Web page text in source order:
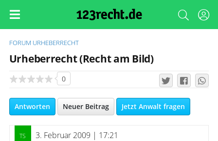
FORUM URHEBERRECHT
Urheberrecht (Recht am Bild)
0
Antworten Neuer Beitrag Jetzt Anwalt fragen
3. Februar 2009 | 17:21